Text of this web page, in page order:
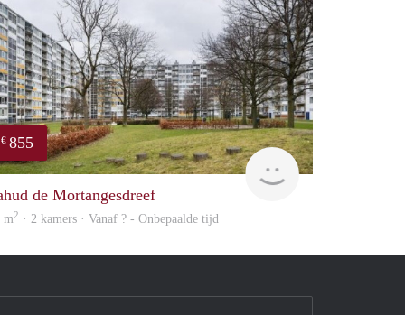
€ 855
rent
de Mortangesdreef
m2 · 2 kamers · Vanaf ? - Onbepaalde tijd